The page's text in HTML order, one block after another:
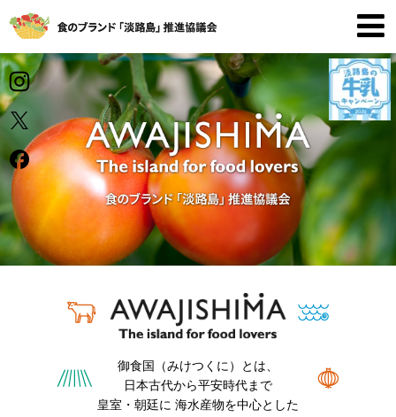
御食国（みけつくに）とは、
日本古代から平安時代まで
皇室・朝廷に 海水産物を中心とした